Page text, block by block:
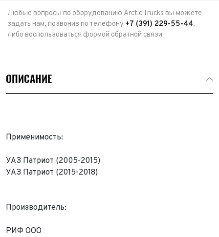
Любые вопросы по оборудованию Arctic Trucks вы можете
задать нам, позвонив по телефону +7 (391) 229-55-44,
либо воспользоваться формой обратной связи.
ОПИСАНИЕ
Применимость:
УАЗ Патриот (2005-2015)
УАЗ Патриот (2015-2018)
Производитель:
РИФ ООО
Обратная связь